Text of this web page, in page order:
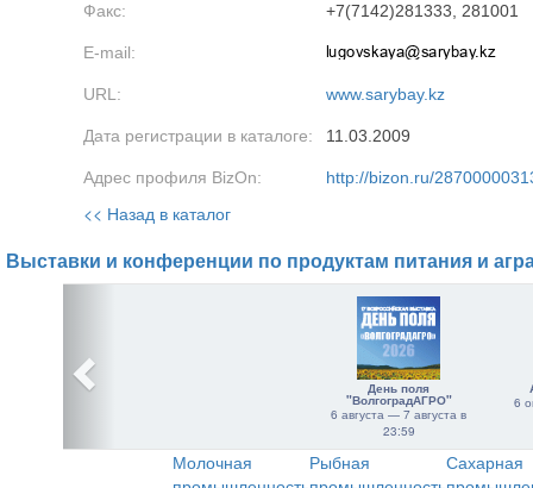
Факс: +7(7142)281333, 281001
E-mail:
URL: www.sarybay.kz
Дата регистрации в каталоге: 11.03.2009
Адрес профиля BizOn: http://bizon.ru/
<< Назад в каталог
Выставки и конференции по продуктам питания и
День поля
"ВолгоградАГРО"
6 августа — 7 августа в
23:59
6
Молочная
Рыбная
Сахарная